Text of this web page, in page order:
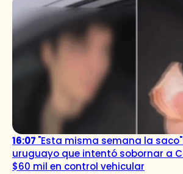
16:07 "Esta misma semana la
uruguayo que intentó sobornar a
$60 mil en control vehicular